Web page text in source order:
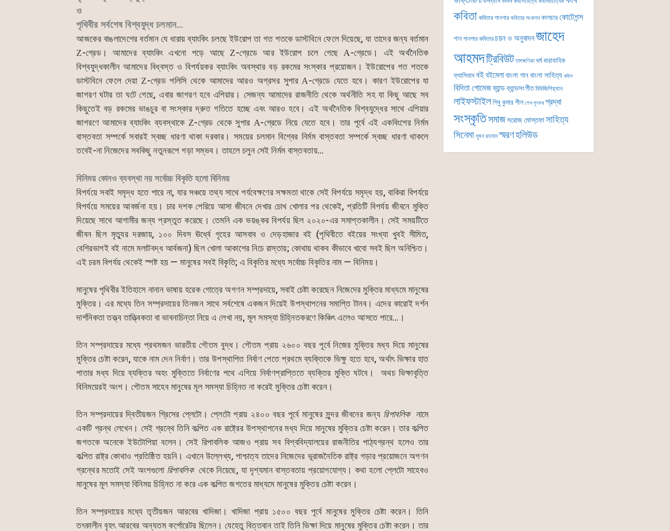
o
k
p
g
er
ও
পৃথিবীর সর্বশেষ বিশ্বযুদ্ধ চলমান…
আজকের বাঙলাদেশের বর্তমান যে ধারায় ব্যাংকিং চলছে ইউরোপ তা গত শতকে ডাস্টবিনে ফেলে দিয়েছে, যা তাদের জন্য বর্তমান
Z-গ্রেড। আমাদের ব্যাংকিং এখনো পড়ে আছে Z-গ্রেডে আর ইউরোপ চলে গেছে A -গ্রেডে। এই অর্থনৈতিক
বিশ্বযুদ্ধকালীন আমাদের বিধ্বস্ত ও বিপর্যয়কর ব্যাংকিং অবস্থার বড় রকমের সংস্কার প্রয়োজন। ইউরোপের গত শতকে
ডাস্টবিনে ফেলে দেয়া Z-গ্রেড পলিসি থেকে আমাদের আরও অগ্রসর সুপার A -গ্রেডে যেতে হবে। কারণ ইউরোপের যা
জাগরণ ঘটার তা ঘটে গেছে, এবার জাগরণ হবে এশিয়ার। সেজন্য আমাদের রাজনীতি থেকে অর্থনীতি সহ যা কিছু আছে সব
কিছুতেই বড় রকমের ভাঙচুর বা সংস্কার দ্রুত গতিতে হচ্ছে এবং আরও হবে। এই অর্থনৈতিক বিশ্বযুদ্ধের সাথে এশিয়ার
জাগরণে আমাদের ব্যাংকিং ব্যবস্থাকে Z-গ্রেড থেকে সুপার A-গ্রেডে নিয়ে যেতে হবে। তার পূর্বে এই একবিংশের নির্মম
বাস্তবতা সম্পর্কে সবারই স্বচ্ছ ধারণা থাকা দরকার। সময়ের চলমান বিশ্বের নির্মম বাস্তবতা সম্পর্কে স্বচ্ছ ধারণা থাকলে
তবেই-না নিজেদের সবকিছু নতুনরূপে গড়া সম্ভব। তাহলে চলুন সেই নির্মম বাস্তবতায়…
.
বিনিময় কোনও ব্যবস্থা নয় সর্বোচ্চ বিকৃতি হলো বিনিময়
বিপর্যয়ে সবাই সমৃদ্ধ হতে পারে না, যার সঞ্চয়ে তথ্য সাথে পর্যবেক্ষণের সক্ষমতা থাকে সেই বিপর্যয়ে সমৃদ্ধ হয়, বাকিরা বিপর্যয়ে
বিপর্যয়ে সময়ের আবর্জনা হয়। চার দশক পেরিয়ে আসা জীবনে দেখার চোখ খোলার পর থেকেই, প্রতিটি বিপর্যয় জীবনে মুক্তি
দিয়েছে সাথে আগামীর জন্য প্রস্তুত করেছে। তেমনি এক ভয়ঙ্কর বিপর্যয় ছিল ২০২০-এর সমাপ্তকালীন। সেই সময়টিতে
জীবন ছিল মৃত্যুর দরজায়, ১০০ দিবস ঊর্ধ্বে গৃহের আসবাব ও দেড়হাজার বই (পৃথিবীতে বইয়ের সংখ্যা খুবই সীমিত,
বেশিরভাগই বই নামে মলাটবদ্ধ আর্বজনা) ছিল খোলা আকাশের নিচে রাস্তায়; কোথায় থাকব কীভাবে খাবো সবই ছিল অনিশ্চিত।
এই চরম বিপর্যয় থেকেই স্পষ্ট হয় — মানুষের সবই বিকৃতি; এ বিকৃতির মধ্যে সর্বোচ্চ বিকৃতির নাম — বিনিময়।
মানুষের পৃথিবীর ইতিহাসে নানান ভাষায় হরেক গোত্রে অগণন সম্প্রদায়ে, সবাই চেষ্টা করেছেন নিজেদের মুক্তির মাধ্যমে মানুষের
মুক্তির। এর মধ্যে তিন সম্প্রদায়ের তিনজন সাথে সর্বশেষে একজন দিয়েই উপস্থাপনের সমাপ্তি টানব। এদের কারোই দর্শন
দার্শনিকতা তত্ত্ব তাত্ত্বিকতা বা ভাবনাচিন্তা নিয়ে এ লেখা নয়, মূল সমস্যা চিহ্নিতকরণে কিঞ্চিৎ এলেও আসতে পারে…।
তিন সম্প্রদায়ের মধ্যে প্রথমজন ভারতীয় গৌতম বুদ্ধ। গৌতম প্রায় ২৬০০ বছর পূর্বে নিজের মুক্তির মধ্য দিয়ে মানুষের
মুক্তির চেষ্টা করেন, যাকে নাম দেন নির্বাণ। তার উপস্থাপিত নির্বাণ পেতে প্রথমে ব্যক্তিকে ভিক্ষু হতে হবে, অর্থাৎ ভিক্ষার হাত
পাতার মধ্য দিয়ে ব্যক্তির অহং মুক্তিতে নির্বাণের পথে এগিয়ে নির্বাণপ্রাপ্তিতে ব্যক্তির মুক্তি ঘটবে। অথচ ভিক্ষাবৃত্তি
বিনিময়েরই অংশ। গৌতম সাহেব মানুষের মূল সমস্যা চিহ্নিত না করেই মুক্তির চেষ্টা করেন।
তিন সম্প্রদায়ের দ্বিতীয়জন গ্রিসের প্লেটো। প্লেটো প্রায় ২৪০০ বছর পূর্বে মানুষের সুন্দর জীবনের জন্য রিপাবলিকনামে
একটি গ্রন্থ লেখেন। সেই গ্রন্থে তিনি কল্পিত এক রাষ্ট্রের উপস্থাপনের মধ্য দিয়ে মানুষের মুক্তির চেষ্টা করেন। তার কল্পিত
জগতকে অনেকে ইউটোপিয়া বলেন। সেই রিপাবলিক আজও প্রায় সব বিশ্ববিদ্যালয়ের রাজনীতির পাঠ্যগ্রন্থ হলেও তার
কল্পিত রাষ্ট্র কোথাও প্রতিষ্ঠিত হয়নি। এখানে উল্লেখ্য, পাশ্চাত্য তাদের নিজেদের ভূরাজনৈতিক রাষ্ট্র গড়ার প্রয়োজনে অগণন
গ্রন্থের মতোই সেই অংশগুলো রিপাবলিকথেকে নিয়েছে, যা দৃশ্যমান বাস্তবতায় প্রয়োগযোগ্য। কথা হলো প্লেটো সাহেবও
মানুষের মূল সমস্যা বিনিময় চিহ্নিত না করে এক কল্পিত জগতের মাধ্যমে মানুষের মুক্তির চেষ্টা করেন।
তিন সম্প্রদায়ের মধ্যে তৃতীয়জন আরবের খাদিজা। খাদিজা প্রায় ১৫০০ বছর পূর্বে মানুষের মুক্তির চেষ্টা করেন। তিনি
তৎকালীন বৃহৎ আরবের অন্যতম কর্পোরেটর ছিলেন। যেহেতু বিত্তবান তাই তিনি ভিক্ষা দিয়ে মানুষের মুক্তির চেষ্টা করেন। তার
কবিতা কবিতার গানপার কবিতার সংকলন কালচারকোটেশন্স
গান গানপার কবিতার চয়ন ও অনুবাদনজাহেদ
আহমদট্রিবিউট তাৎক্ষণিকা ধর্ম ধারাবাহিক
ফ্যাসিবাদবইবইমেলাবাংলা গানবাংলা সাহিত্য বাউল
বিদিতা গোমেজব্যান্ডব্যান্ডসংগীত মিউজিশিয়্যান
লাইফস্টাইলশিবু কুমার শীল শেখ লুৎফর শ্রদ্ধা
সংস্কৃতিসমাজসরোজ মোস্তফাসাহিত্য
সিনেমা সুমন রহমান স্মরণহলিউড